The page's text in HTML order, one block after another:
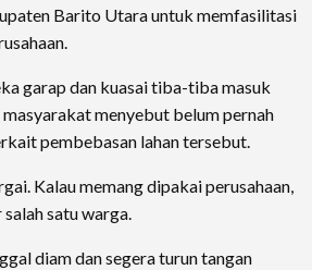
Barito Utara untuk memfasilitasi
garap dan kuasai tiba-tiba masuk
menyebut belum pernah
pembebasan lahan tersebut.
Kalau memang dipakai perusahaan,
salah satu warga.
diam dan segera turun tangan